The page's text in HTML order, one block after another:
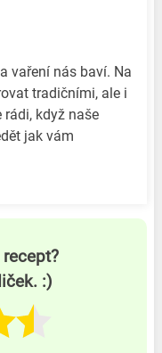
vaření nás baví. Na
tradičními, ale i
rádi, když naše
jak vám
:)